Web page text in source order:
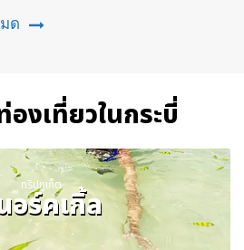
ด
งเที่ยวในกระบี่
ทริปภูเก็ต
อร์คเกิ้ล